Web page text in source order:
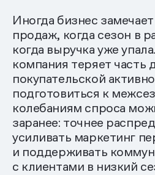
Иногда бизнес
продаж, когда сезон в
когда выручка уже
компания теряет часть
покупательской
подготовиться к
колебаниям спроса
заранее: точнее
усиливать маркетинг
и поддерживать
с клиентами в низкий